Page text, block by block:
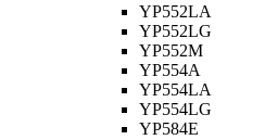
YP552LA
YP552LG
YP552M
YP554A
YP554LA
YP554LG
YP584E